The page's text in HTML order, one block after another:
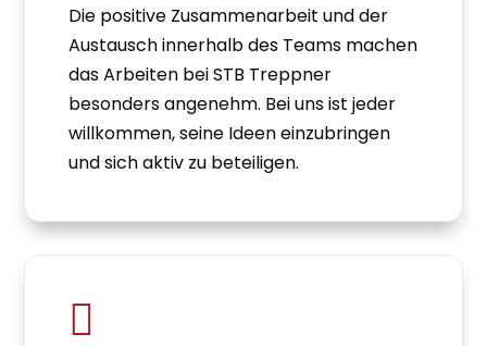
Die positive Zusammenarbeit und der
Austausch innerhalb des Teams machen
das Arbeiten bei STB Treppner
besonders angenehm. Bei uns ist jeder
willkommen, seine Ideen einzubringen
und sich aktiv zu beteiligen.
